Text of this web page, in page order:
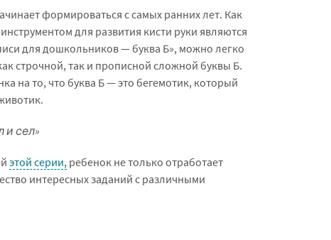
формироваться с самых ранних лет. Как
для развития кисти руки являются
для дошкольников — буква Б», можно легко
строчной, так и прописной сложной буквы Б.
на то, что буква Б — это бегемотик, который
и сел»
этой серии, ребенок не только отработает
интересных заданий с различными